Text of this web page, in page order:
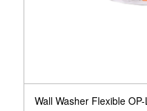
Wall Washer Flexible